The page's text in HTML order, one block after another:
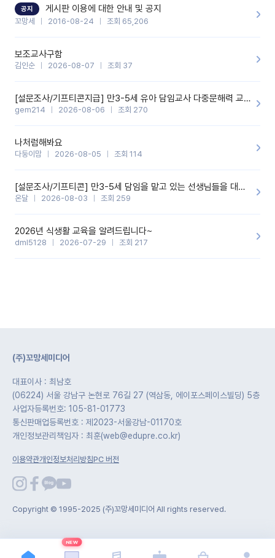
기능을 개발해 주셔서 감사합니다.
공지 게시판 이용에 대한 안내 및 공지
꼬망세 2016-08-24 조회 65,206
보조교사구함
김인순 2026-08-07 조회 37
[설문조사/기프티콘지급] 만3-5세 유아 담임교사 다중문해력 교육 증진을 위한 설문조사
gem214 2026-08-06 조회 270
나처럼해봐요
다둥이맘 2026-08-05 조회 114
[설문조사/기프티콘] 만3-5세 담임을 맡고 있는 선생님들을 대상으로 설문조사를 합니다!
온달 2026-08-03 조회 259
2026년 식생활 교육을 알려드립니다~
dml5128 2026-07-29 조회 217
(주)꼬망세미디어
대표이사 : 최남호
(06224) 서울 강남구 논현로 76길 27 (역삼동, 에이포스페이스빌딩) 5층
사업자등록번호: 105-81-01773
통신판매업등록번호 : 제2023-서울강남-01170호
개인정보관리책임자 : 최훈(web@edupre.co.kr)
이용약관개인정보처리방침PC 버전
Copyright © 1995-2025 (주)꼬망세미디어 All rights reserved.
NEW